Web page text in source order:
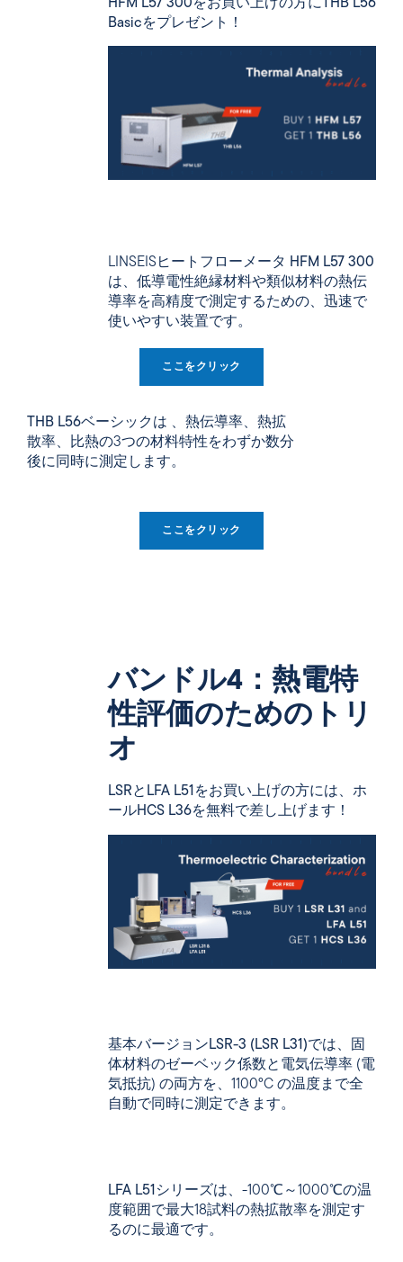
HFM L57 300をお買い上げの方にTHB L56
Basicをプレゼント！
LINSEIS ヒートフローメータ HFM L57 300
は、低導電性絶縁材料や類似材料の熱伝
導率を高精度で測定するための、迅速で
使いやすい装置です。
ここをクリック
THB L56ベーシックは 、熱伝導率、熱拡
散率、比熱の3つの材料特性をわずか数分
後に同時に測定します。
ここをクリック
バンドル4：熱電特
性評価のためのトリ
オ
LSRとLFA L51をお買い上げの方には、ホ
ールHCS L36を無料で差し上げます！
基本バージョンLSR-3 (LSR L31)では、固
体材料のゼーベック係数と電気伝導率 (電
気抵抗) の両方を、1100°C の温度まで全
自動で同時に測定できます。
LFA L51シリーズは、-100℃～1000℃の温
度範囲で最大18試料の熱拡散率を測定す
るのに最適です。